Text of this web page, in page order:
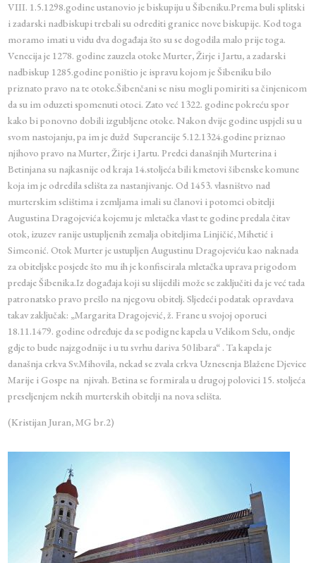
VIII. 1.5.1298.godine ustanovio je biskupiju u Šibeniku.Prema buli splitski
i zadarski nadbiskupi trebali su odrediti granice nove biskupije. Kod toga
moramo imati u vidu dva događaja što su se dogodila malo prije toga.
Venecija je 1278. godine zauzela otoke Murter, Žirje i Jartu, a zadarski
nadbiskup 1285.godine poništio je ispravu kojom je Šibeniku bilo
priznato pravo na te otoke.Šibenčani se nisu mogli pomiriti sa činjenicom
da su im oduzeti spomenuti otoci. Zato već 1322. godine pokreću spor
kako bi ponovno dobili izgubljene otoke. Nakon dvije godine uspjeli su u
svom nastojanju, pa im je dužd Superancije 5.12.1324.godine priznao
njihovo pravo na Murter, Žirje i Jartu. Predci današnjih Murterina i
Betinjana su najkasnije od kraja 14.stoljeća bili kmetovi šibenske komune
koja im je odredila selišta za nastanjivanje. Od 1453. vlasništvo nad
murterskim selištima i zemljama imali su članovi i potomci obitelji
Augustina Dragojevića kojemu je mletačka vlast te godine predala čitav
otok, izuzev ranije ustupljenih zemalja obiteljima Linjičić, Mihetić i
Simeonić. Otok Murter je ustupljen Augustinu Dragojeviću kao naknada
za obiteljske posjede što mu ih je konfiscirala mletačka uprava prigodom
predaje Šibenika.Iz događaja koji su slijedili može se zaključiti da je već tada
patronatsko pravo prešlo na njegovu obitelj. Sljedeći podatak opravdava
takav zaključak: „Margarita Dragojević, ž. Frane u svojoj oporuci
18.11.1479. godine određuje da se podigne kapela u Velikom Selu, ondje
gdje to bude najzgodnije i u tu svrhu dariva 50 libara“ . Ta kapela je
današnja crkva Sv.Mihovila, nekad se zvala crkva Uznesenja Blažene Djevice
Marije i Gospe na njivah. Betina se formirala u drugoj polovici 15. stoljeća
preseljenjem nekih murterskih obitelji na nova selišta.
(Kristijan Juran, MG br.2)